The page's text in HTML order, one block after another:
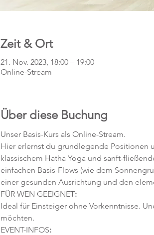
Zeit & Ort
21. Nov. 2023, 18:00 – 19:00
Online-Stream
Über diese Buchung
Unser Basis-Kurs als Online-Stream.
Hier erlernst du grundlegende Positionen
klassischem Hatha Yoga und sanft-
einfachen Basis-Flows (wie dem
einer gesunden Ausrichtung und den
FÜR WEN GEEIGNET:
Ideal für Einsteiger ohne Vorkenntnisse.
möchten.
EVENT-INFOS: